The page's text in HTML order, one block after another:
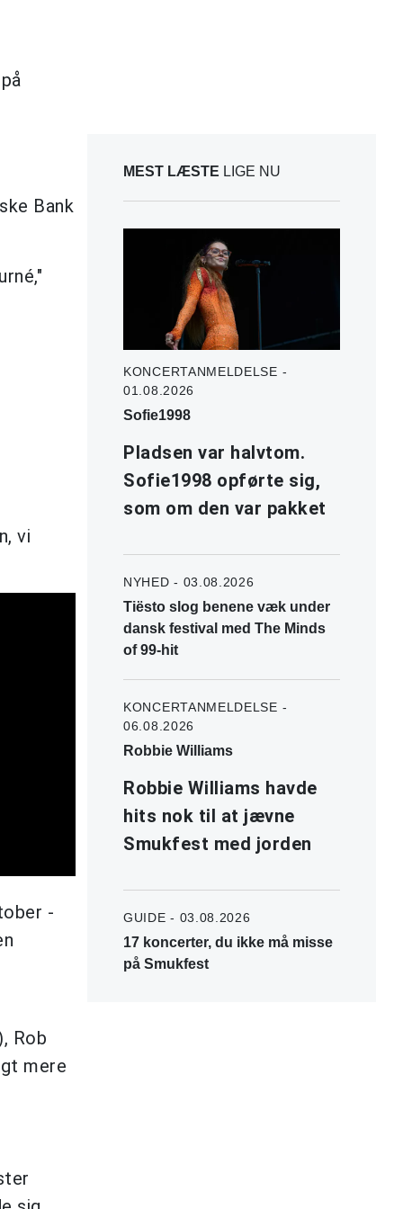
Bank
vi
-
Rob
mere
MEST LÆSTE LIGE NU
KONCERTANMELDELSE -
01.08.2026
Sofie1998
Pladsen var halvtom.
Sofie1998 opførte sig,
som om den var pakket
NYHED - 03.08.2026
Tiësto slog benene væk under
dansk festival med The Minds
of 99-hit
KONCERTANMELDELSE -
06.08.2026
Robbie Williams
Robbie Williams havde
hits nok til at jævne
Smukfest med jorden
GUIDE - 03.08.2026
17 koncerter, du ikke må misse
på Smukfest